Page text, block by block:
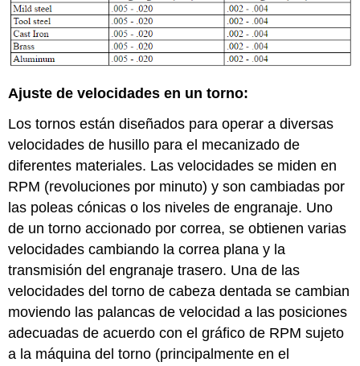
Ajuste de velocidades en un torno:
Los tornos están diseñados para operar a diversas
velocidades de husillo para el mecanizado de
diferentes materiales. Las velocidades se miden en
RPM (revoluciones por minuto) y son cambiadas por
las poleas cónicas o los niveles de engranaje. Uno
de un torno accionado por correa, se obtienen varias
velocidades cambiando la correa plana y la
transmisión del engranaje trasero. Una de las
velocidades del torno de cabeza dentada se cambian
moviendo las palancas de velocidad a las posiciones
adecuadas de acuerdo con el gráfico de RPM sujeto
a la máquina del torno (principalmente en el